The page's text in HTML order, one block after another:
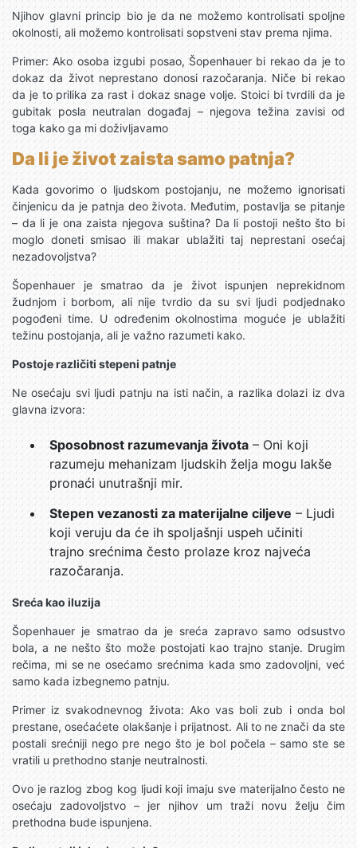
Njihov glavni princip bio je da ne možemo kontrolisati spoljne
okolnosti, ali možemo kontrolisati sopstveni stav prema njima.
Primer: Ako osoba izgubi posao, Šopenhauer bi rekao da je to
dokaz da život neprestano donosi razočaranja. Niče bi rekao
da je to prilika za rast i dokaz snage volje. Stoici bi tvrdili da je
gubitak posla neutralan događaj – njegova težina zavisi od
toga kako ga mi doživljavamo
Da li je život zaista samo patnja?
Kada govorimo o ljudskom postojanju, ne možemo ignorisati
činjenicu da je patnja deo života. Međutim, postavlja se pitanje
– da li je ona zaista njegova suština? Da li postoji nešto što bi
moglo doneti smisao ili makar ublažiti taj neprestani osećaj
nezadovoljstva?
Šopenhauer je smatrao da je život ispunjen neprekidnom
žudnjom i borbom, ali nije tvrdio da su svi ljudi podjednako
pogođeni time. U određenim okolnostima moguće je ublažiti
težinu postojanja, ali je važno razumeti kako.
Postoje različiti stepeni patnje
Ne osećaju svi ljudi patnju na isti način, a razlika dolazi iz dva
glavna izvora:
Sposobnost razumevanja života – Oni koji
razumeju mehanizam ljudskih želja mogu lakše
pronaći unutrašnji mir.
Stepen vezanosti za materijalne ciljeve – Ljudi
koji veruju da će ih spoljašnji uspeh učiniti
trajno srećnima često prolaze kroz najveća
razočaranja.
Sreća kao iluzija
Šopenhauer je smatrao da je sreća zapravo samo odsustvo
bola, a ne nešto što može postojati kao trajno stanje. Drugim
rečima, mi se ne osećamo srećnima kada smo zadovoljni, već
samo kada izbegnemo patnju.
Primer iz svakodnevnog života: Ako vas boli zub i onda bol
prestane, osećaćete olakšanje i prijatnost. Ali to ne znači da ste
postali srećniji nego pre nego što je bol počela – samo ste se
vratili u prethodno stanje neutralnosti.
Ovo je razlog zbog kog ljudi koji imaju sve materijalno često ne
osećaju zadovoljstvo – jer njihov um traži novu želju čim
prethodna bude ispunjena.